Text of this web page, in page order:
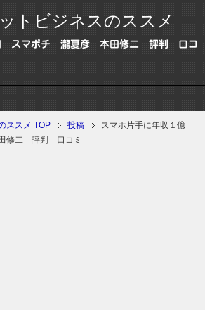
トビジネスのススメ
円 スマポチ 瀧夏彦 本田修二 評判 口コ
ススメ TOP 投稿
スマホ片手に年収１億
修二 評判 口コミ